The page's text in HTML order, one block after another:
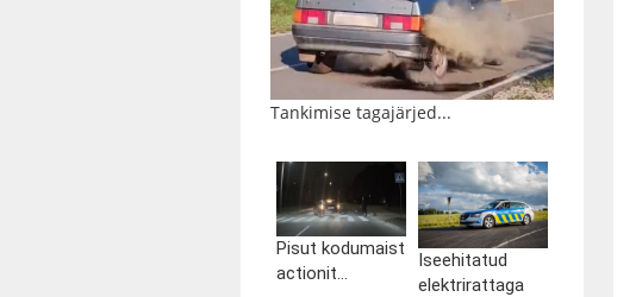
Tankimise tagajärjed...
Pisut kodumaist
actionit...
Iseehitatud
elektrirattaga